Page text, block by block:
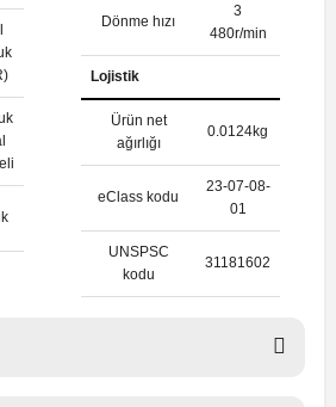
Dönme hızı
3
480r/min
Lojistik
Ürün net
ağırlığı
0.0124kg
eClass kodu
23-07-08-
01
UNSPSC
kodu
31181602